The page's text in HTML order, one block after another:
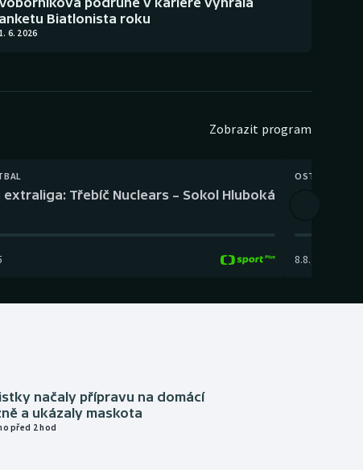
anketu Biatlonista roku
1. 6. 2026
Zobrazit program
Třebíč Nuclears – Sokol Hluboká
OSTATNÍ
8.8.
načaly přípravu na domácí
a ukázaly maskota
před 2 hod